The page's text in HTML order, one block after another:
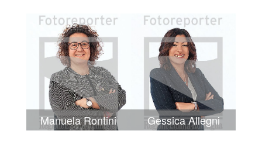
Manuela Rontini Gessica Allegni